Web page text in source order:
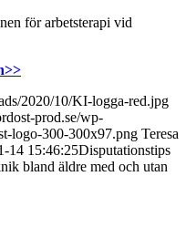
för arbetsterapi vid
2020/10/KI-logga-red.jpg
prod.se/wp-
logo-300-300x97.png Teresa
14 15:46:25Disputationstips
bland äldre med och utan